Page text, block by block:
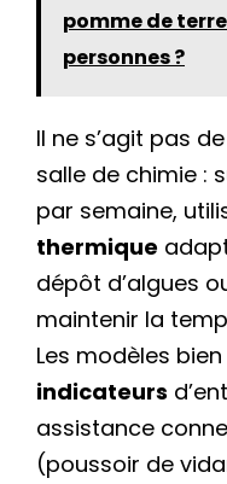
pomme de
personnes ?
Il ne s’agit pas
salle de chimie :
par semaine,
thermique
dépôt d’algues
maintenir la
Les modèles
indicateurs
assistance
(poussoir de